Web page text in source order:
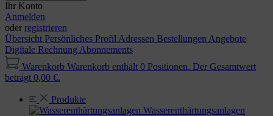
Ihr Konto
Anmelden
oder registrieren
Übersicht Persönliches Profil Adressen Bestellungen Angebote
Digitale Rechnung Abonnements
Warenkorb Warenkorb enthält 0 Positionen. Der Gesamtwert
beträgt 0,00 €.
Produkte
Wasser­enthärtungs­anlagen